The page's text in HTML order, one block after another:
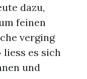
dazu,
feinen
verging
liess es sich
und